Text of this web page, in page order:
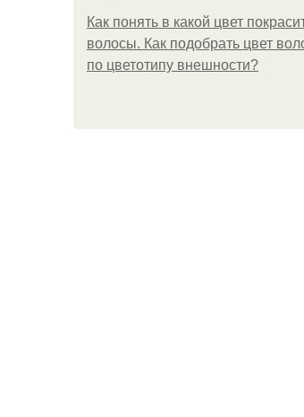
Как понять в какой цвет
волосы. Как подобрать цвет
по цветотипу внешности?